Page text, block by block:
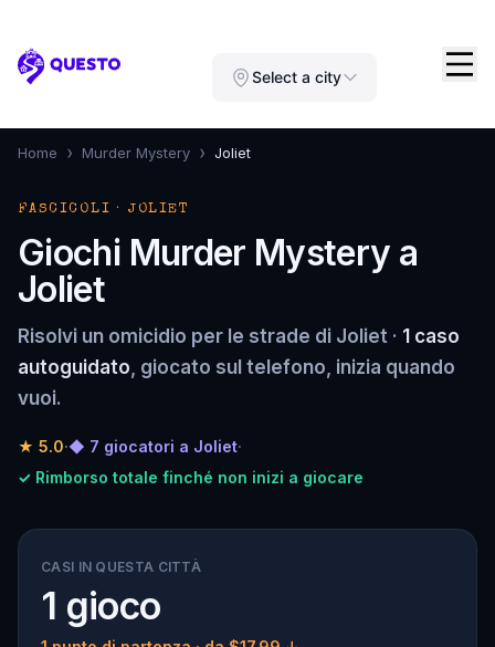
Questo Select a city
Home › Murder Mystery › Joliet
FASCICOLI · JOLIET
Giochi Murder Mystery a
Joliet
Risolvi un omicidio per le strade di Joliet · 1 caso
autoguidato, giocato sul telefono, inizia quando
vuoi.
★ 5.0·◆ 7 giocatori a Joliet·
✓ Rimborso totale finché non inizi a giocare
CASI IN QUESTA CITTÀ
1 gioco